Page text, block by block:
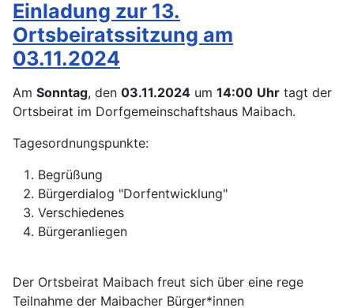
Einladung zur 13.
Ortsbeiratssitzung am
03.11.2024
Am Sonntag, den 03.11.2024 um 14:00 Uhr tagt der
Ortsbeirat im Dorfgemeinschaftshaus Maibach.
Tagesordnungspunkte:
Begrüßung
Bürgerdialog "Dorfentwicklung"
Verschiedenes
Bürgeranliegen
Der Ortsbeirat Maibach freut sich über eine rege
Teilnahme der Maibacher Bürger*innen